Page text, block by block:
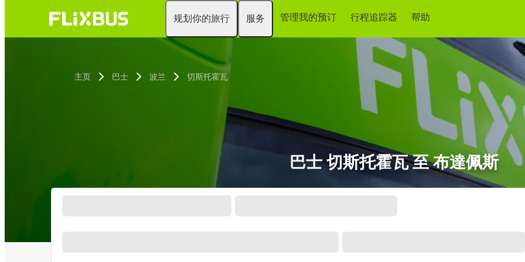
规划你的旅行 服务 管理我的预订 行程追踪器 帮助
主页 巴士 波兰 切斯托霍瓦
巴士 切斯托霍瓦 至 布達佩斯